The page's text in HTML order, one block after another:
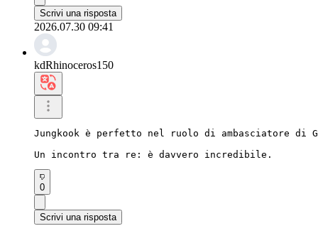
Scrivi una risposta
2026.07.30 09:41
kdRhinoceros150
Jungkook è perfetto nel ruolo di ambasciatore di
Un incontro tra re: è davvero incredibile.
0
Scrivi una risposta